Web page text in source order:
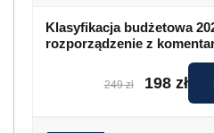
Klasyfikacja budżetowa
rozporządzenie z
249 zł 198 zł